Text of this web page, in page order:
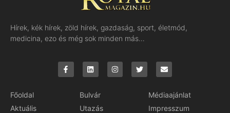
Hírek, kék hírek, zöld hírek, gazdaság, sport, életmód,
medicina, ezo és még sok minden más…
Főoldal
Aktuális
Bulvár
Utazás
Médiaajánlat
Impresszum